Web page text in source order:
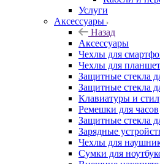
Услуги
Аксессуары
Назад
Аксессуары
Чехлы для
Чехлы для
Защитные стекла
Защитные стекла
Клавиатуры и
Ремешки для часов
Защитные стекла
Зарядные
Чехлы для
Сумки для